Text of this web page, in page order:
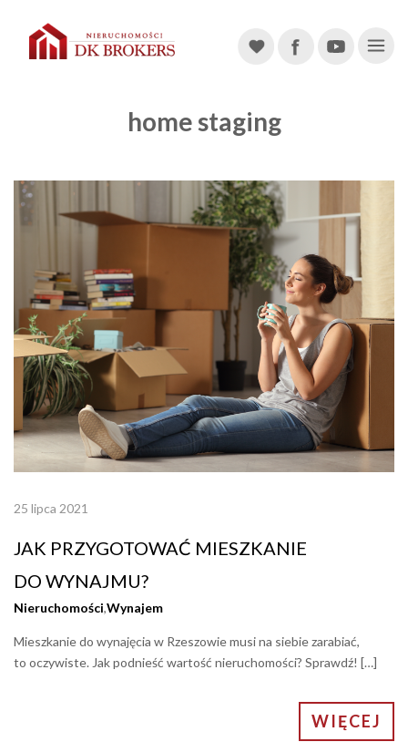
home staging
25 lipca 2021
JAK PRZYGOTOWAĆ MIESZKANIE
DO WYNAJMU?
Nieruchomości,Wynajem
Mieszkanie do wynajęcia w Rzeszowie musi na siebie zarabiać,
to oczywiste. Jak podnieść wartość nieruchomości? Sprawdź! […]
WIĘCEJ